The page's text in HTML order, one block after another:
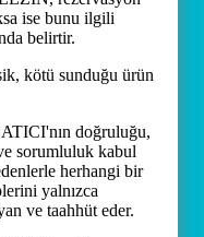
ise bunu ilgili
belirtir.
kötü sunduğu ürün
doğruluğu,
sorumluluk kabul
herhangi bir
yalnızca
ve taahhüt eder.